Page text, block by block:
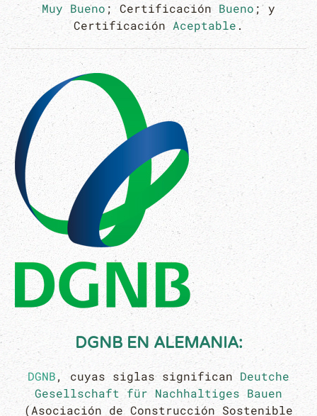
Muy Bueno ; Certificación Bueno ; y
CertificaciónAceptable.
DGNBEN ALEMANIA:
DGNB, cuyas siglas significan Deutche
Gesellschaft für Nachhaltiges Bauen
(Asociación de Construcción Sostenible